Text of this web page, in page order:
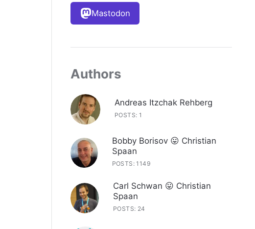
Mastodon
Authors
Andreas Itzchak Rehberg
POSTS: 1
Bobby Borisov 😛 Christian
Spaan
POSTS: 1149
Carl Schwan 😛 Christian
Spaan
POSTS: 24